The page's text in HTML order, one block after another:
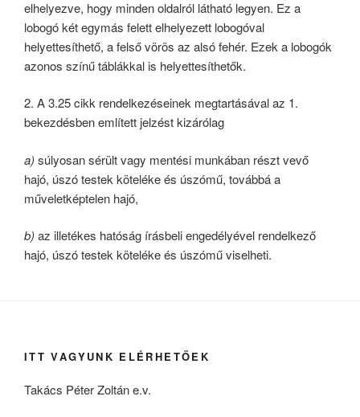
elhelyezve, hogy minden oldalról látható legyen. Ez a
lobogó két egymás felett elhelyezett lobogóval
helyettesíthető, a felső vörös az alsó fehér. Ezek a lobogók
azonos színű táblákkal is helyettesíthetők.
2. A 3.25 cikk rendelkezéseinek megtartásával az 1.
bekezdésben említett jelzést kizárólag
a) súlyosan sérült vagy mentési munkában részt vevő
hajó, úszó testek köteléke és úszómű, továbbá a
műveletképtelen hajó,
b) az illetékes hatóság írásbeli engedélyével rendelkező
hajó, úszó testek köteléke és úszómű viselheti.
ITT VAGYUNK ELÉRHETŐEK
Takács Péter Zoltán e.v.